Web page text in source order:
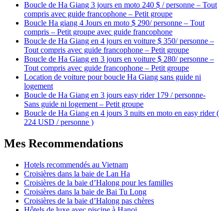
Boucle de Ha Giang 3 jours en moto 240 $ / personne – Tout
compris avec guide francophone – Petit groupe
Boucle Ha giang 4 Jours en moto $ 290/ personne – Tout
compris – Petit groupe avec guide francophone
Boucle de Ha Giang en 4 jours en voiture $ 350/ personne –
Tout compris avec guide francophone – Petit groupe
Boucle de Ha Giang en 3 jours en voiture $ 280/ personne –
Tout compris avec guide francophone – Petit groupe
Location de voiture pour boucle Ha Giang sans guide ni
logement
Boucle de Ha Giang en 3 jours easy rider 179 / personne-
Sans guide ni logement – Petit groupe
Boucle de Ha Giang en 4 jours 3 nuits en moto en easy rider (
224 USD / personne )
Mes Recommendations
Hotels recommendés au Vietnam
Croisières dans la baie de Lan Ha
Croisières de la baie d’Halong pour les familles
Croisières dans la baie de Bai Tu Long
Croisières de la baie d’Halong pas chères